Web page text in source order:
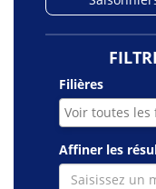
Filières
Affiner les